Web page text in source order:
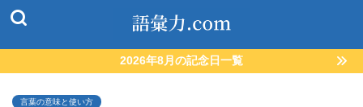
2026年8月の記念日一覧
言葉の意味と使い方